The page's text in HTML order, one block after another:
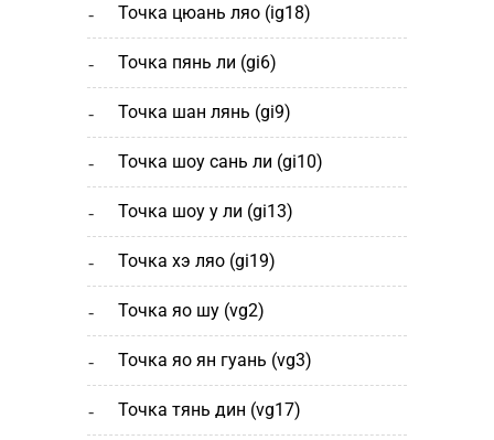
точка цюань ляо (ig18)
точка пянь ли (gi6)
точка шан лянь (gi9)
точка шоу сань ли (gi10)
точка шоу у ли (gi13)
точка хэ ляо (gi19)
точка яо шу (vg2)
точка яо ян гуань (vg3)
точка тянь дин (vg17)